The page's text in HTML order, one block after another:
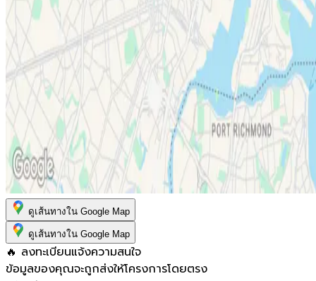
ดูเส้นทางใน Google Map
ดูเส้นทางใน Google Map
🔥 ลงทะเบียนแจ้งความสนใจ
ข้อมูลของคุณจะถูกส่งให้โครงการโดยตรง